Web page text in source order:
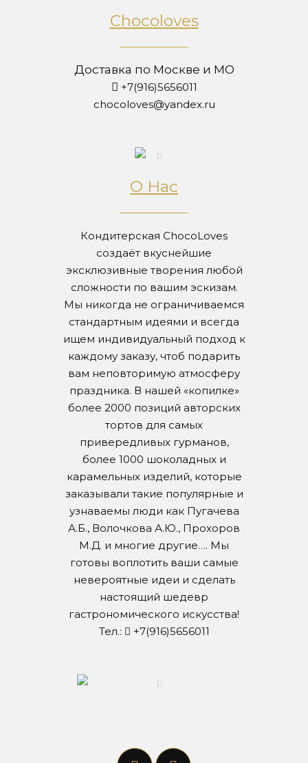
Chocoloves
Доставка по Москве и МО
+7(916)5656011
chocoloves@yandex.ru
О Нас
Кондитерская ChocoLoves
создаёт вкуснейшие
эксклюзивные творения любой
сложности по вашим эскизам.
Мы никогда не ограничиваемся
стандартным идеями и всегда
ищем индивидуальный подход к
каждому заказу, чтоб подарить
вам неповторимую атмосферу
праздника. В нашей «копилке»
более 2000 позиций авторских
тортов для самых
привередливых гурманов,
более 1000 шоколадных и
карамельных изделий, которые
заказывали такие популярные и
узнаваемы люди как Пугачева
А.Б., Волочкова А.Ю., Прохоров
М.Д. и многие другие…. Мы
готовы воплотить ваши самые
невероятные идеи и сделать
настоящий шедевр
гастрономического искусства!
Тел.:
+7(916)5656011